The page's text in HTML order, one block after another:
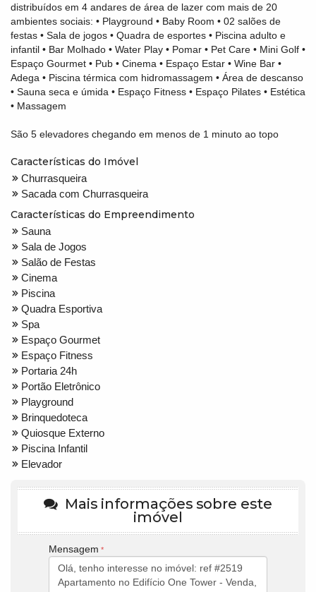
distribuídos em 4 andares de área de lazer com mais de 20
ambientes sociais: • Playground • Baby Room • 02 salões de
festas • Sala de jogos • Quadra de esportes • Piscina adulto e
infantil • Bar Molhado • Water Play • Pomar • Pet Care • Mini Golf •
Espaço Gourmet • Pub • Cinema • Espaço Estar • Wine Bar •
Adega • Piscina térmica com hidromassagem • Área de descanso
• Sauna seca e úmida • Espaço Fitness • Espaço Pilates • Estética
• Massagem
São 5 elevadores chegando em menos de 1 minuto ao topo
Características do Imóvel
Churrasqueira
Sacada com Churrasqueira
Características do Empreendimento
Sauna
Sala de Jogos
Salão de Festas
Cinema
Piscina
Quadra Esportiva
Spa
Espaço Gourmet
Espaço Fitness
Portaria 24h
Portão Eletrônico
Playground
Brinquedoteca
Quiosque Externo
Piscina Infantil
Elevador
Mais informações sobre este
imóvel
Mensagem